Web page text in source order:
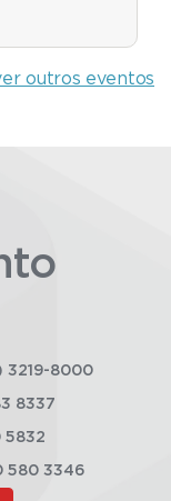
outros eventos
3219-8000
8337
5832
580 3346